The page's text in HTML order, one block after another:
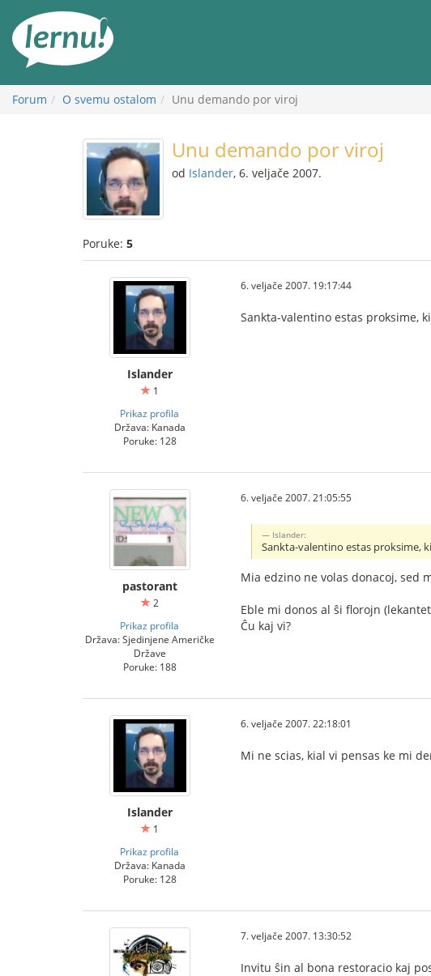
Forum O svemu ostalom Unu demando por viroj
Unu demando por viroj
od Islander, 6. veljače 2007.
Poruke: 5
Islander
1
Prikaz profila
Država: Kanada
Poruke: 128
6. veljače 2007. 19:17:44
Sankta-valentino estas proksime,
pastorant
2
Prikaz profila
Država: Sjedinjene Američke
Države
Poruke: 188
6. veljače 2007. 21:05:55
Islander:
Sankta-valentino estas proksime,
Mia edzino ne volas donacoj, sed
Eble mi donos al ŝi florojn
Ĉu kaj vi?
Islander
1
Prikaz profila
Država: Kanada
Poruke: 128
6. veljače 2007. 22:18:01
Mi ne scias, kial vi pensas ke mi
7. veljače 2007. 13:30:52
Invitu ŝin al bona restoracio kaj